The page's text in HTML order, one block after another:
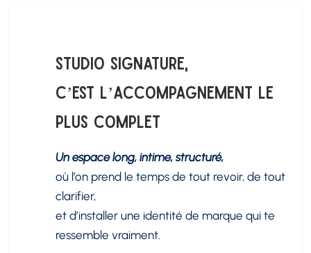
Studio Signature,
c’est l’accompagnement le
plus complet
Un espace long, intime, structuré,
où l’on prend le temps de tout revoir, de tout
clarifier,
et d’installer une identité de marque qui te
ressemble vraiment.